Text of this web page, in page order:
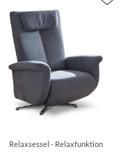
Relaxsessel - Relaxfunktion